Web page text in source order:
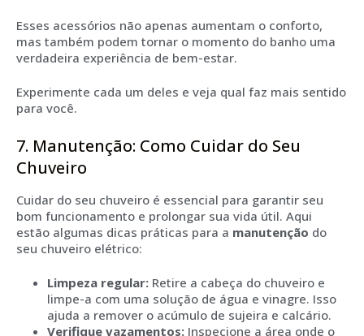
Esses acessórios não apenas aumentam o conforto,
mas também podem tornar o momento do banho uma
verdadeira experiência de bem-estar.
Experimente cada um deles e veja qual faz mais sentido
para você.
7. Manutenção: Como Cuidar do Seu
Chuveiro
Cuidar do seu chuveiro é essencial para garantir seu
bom funcionamento e prolongar sua vida útil. Aqui
estão algumas dicas práticas para a manutenção do
seu chuveiro elétrico:
Limpeza regular:Retire a cabeça do chuveiro e
limpe-a com uma solução de água e vinagre. Isso
ajuda a remover o acúmulo de sujeira e calcário.
Verifique vazamentos:Inspecione a área onde o